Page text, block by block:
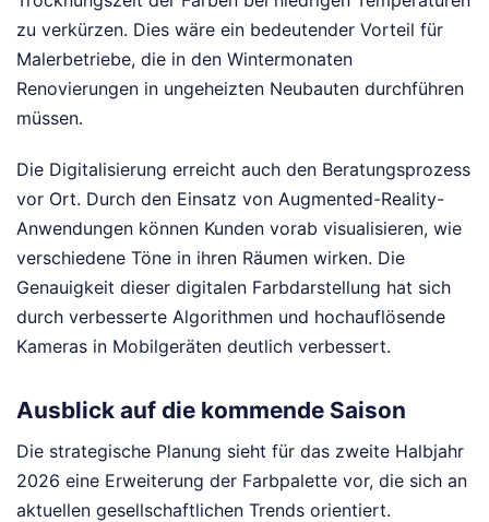
zu verkürzen. Dies wäre ein bedeutender Vorteil für
Malerbetriebe, die in den Wintermonaten
Renovierungen in ungeheizten Neubauten durchführen
müssen.
Die Digitalisierung erreicht auch den Beratungsprozess
vor Ort. Durch den Einsatz von Augmented-Reality-
Anwendungen können Kunden vorab visualisieren, wie
verschiedene Töne in ihren Räumen wirken. Die
Genauigkeit dieser digitalen Farbdarstellung hat sich
durch verbesserte Algorithmen und hochauflösende
Kameras in Mobilgeräten deutlich verbessert.
Ausblick auf die kommende Saison
Die strategische Planung sieht für das zweite Halbjahr
2026 eine Erweiterung der Farbpalette vor, die sich an
aktuellen gesellschaftlichen Trends orientiert.